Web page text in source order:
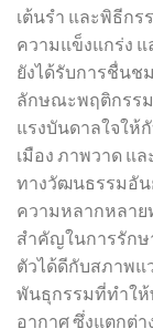
เต้นรำ และพิธีก
ความแข็งแกร่ง
ยังได้รับการชื่นช
ลักษณะพฤติกรร
แรงบันดาลใจให้
เมือง ภาพวาด แ
ทางวัฒนธรรมอัน
ความหลากหลาย
สำคัญในการรัก
ตัวได้ดีกับสภาพ
พันธุกรรมที่ทำใ
อากาศ ซึ่งแตกต่